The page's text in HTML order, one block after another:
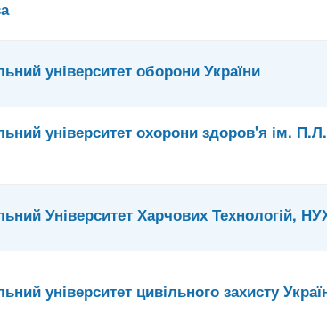
університет оборони України
університет охорони здоров'я ім.
Університет Харчових Технологій,
університет цивільного захисту